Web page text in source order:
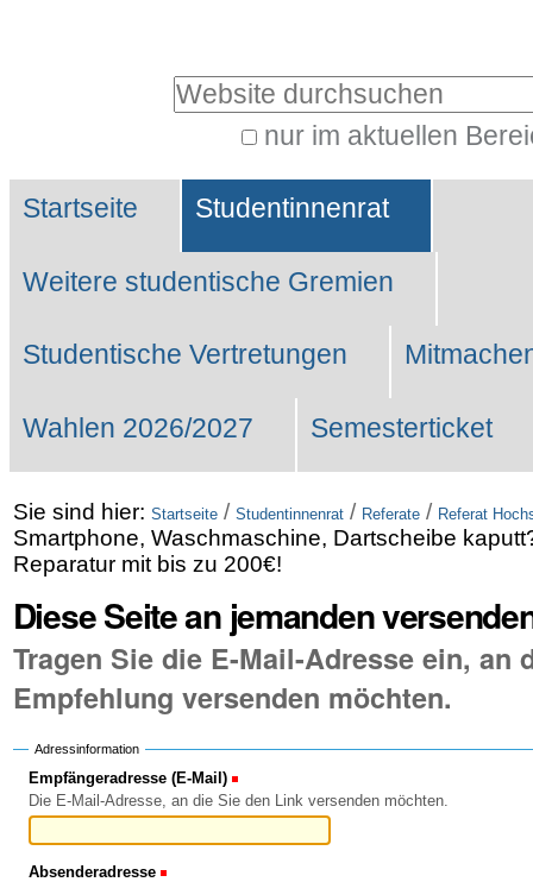
Website durchsuchen
nur im aktuellen
Suche…
Sektionen
Startseite Studentinnenrat
Weitere studentische Gremien
Studentische Vertretungen
Wahlen 2026/2027 Semesterticket
Sie sind hier: Startseite / Studentinnenrat / Referate / Referat
Smartphone, Waschmaschine, Dartscheibe
Reparatur mit bis zu 200€!
Diese Seite an jemanden
Tragen Sie die E-Mail-Adresse ein, an
Empfehlung versenden möchten.
Adressinformation
Empfängeradresse (E-Mail)
Die E-Mail-Adresse, an die Sie den Link versenden möchten.
Absenderadresse